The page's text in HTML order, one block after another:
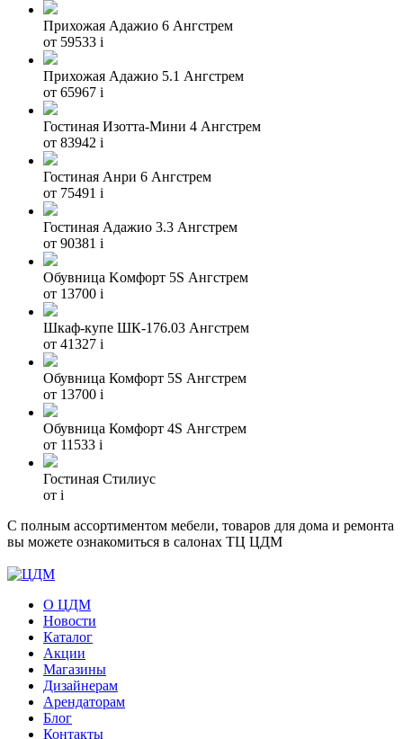
Прихожая Адажио 6 Ангстрем
от 59533 i
Прихожая Адажио 5.1 Ангстрем
от 65967 i
Гостиная Изотта-Мини 4 Ангстрем
от 83942 i
Гостиная Анри 6 Ангстрем
от 75491 i
Гостиная Адажио 3.3 Ангстрем
от 90381 i
Обувница Kомфорт 5S Ангстрем
от 13700 i
Шкаф-купе ШК-176.03 Ангстрем
от 41327 i
Обувница Комфорт 5S Ангстрем
от 13700 i
Обувница Комфорт 4S Ангстрем
от 11533 i
Гостиная Стилиус
от i
С полным ассортиментом мебели, товаров для дома и ремонта
вы можете ознакомиться в салонах ТЦ ЦДМ
О ЦДМ
Новости
Каталог
Акции
Магазины
Дизайнерам
Арендаторам
Блог
Контакты